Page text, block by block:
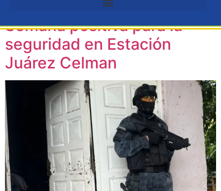
Semana positiva para la
seguridad en Estación
Juárez Celman